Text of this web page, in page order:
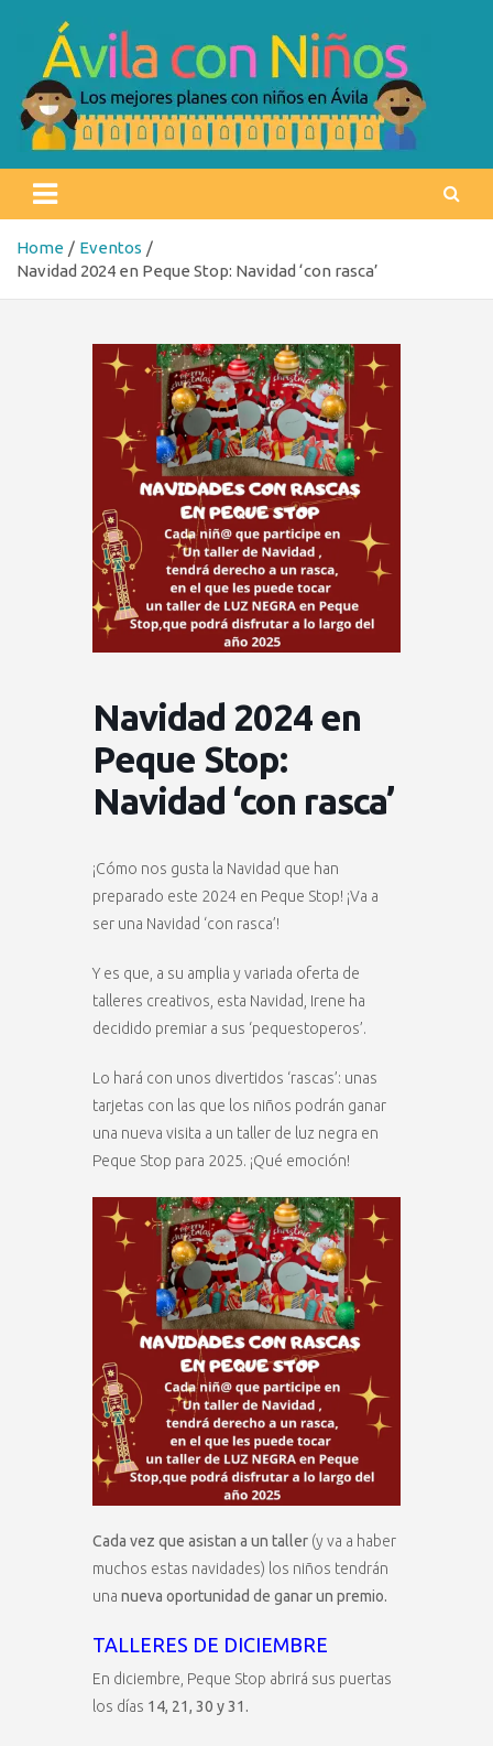
content
Ávila con niños
Home
Eventos
Navidad 2024 en Peque Stop: Navidad ‘con rasca’
Navidad 2024 en
Peque Stop:
Navidad ‘con rasca’
¡Cómo nos gusta la Navidad que han
preparado este 2024 en Peque Stop! ¡Va a
ser una Navidad ‘con rasca’!
Y es que, a su amplia y variada oferta de
talleres creativos, esta Navidad, Irene ha
decidido premiar a sus ‘pequestoperos’.
Lo hará con unos divertidos ‘rascas’: unas
tarjetas con las que los niños podrán ganar
una nueva visita a un taller de luz negra en
Peque Stop para 2025. ¡Qué emoción!
Cada vez que asistan a un taller (y va a haber
muchos estas navidades) los niños tendrán
una nueva oportunidad de ganar un premio.
TALLERES DE DICIEMBRE
En diciembre, Peque Stop abrirá sus puertas
los días 14, 21, 30 y 31.